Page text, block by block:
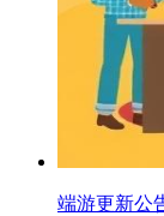
端游更新公